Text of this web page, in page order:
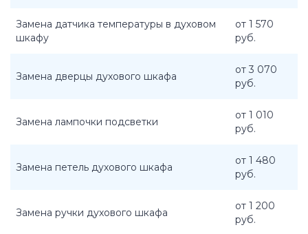
Замена датчика температуры в духовом
шкафу
от 1 570
руб.
Замена дверцы духового шкафа
от 3 070
руб.
Замена лампочки подсветки
от 1 010
руб.
Замена петель духового шкафа
от 1 480
руб.
Замена ручки духового шкафа
от 1 200
руб.